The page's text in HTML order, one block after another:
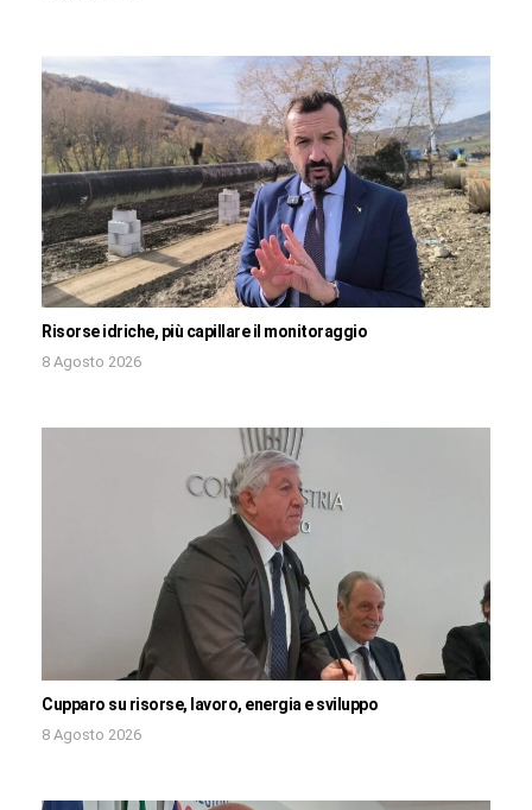
Risorse idriche, più capillare il monitoraggio
8 Agosto 2026
Cupparo su risorse, lavoro, energia e sviluppo
8 Agosto 2026